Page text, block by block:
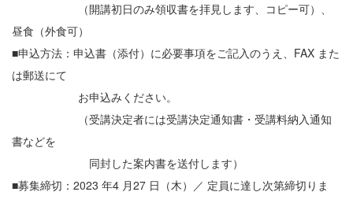
（開講初日のみ領収書を拝見します、コピー可）、
昼食（外食可）
■申込方法：申込書（添付）に必要事項をご記入のうえ、FAX また
は郵送にて
お申込みください。
（受講決定者には受講決定通知書・受講料納入通知
書などを
同封した案内書を送付します）
■募集締切：2023 年4 月27 日（木）／ 定員に達し次第締切りま